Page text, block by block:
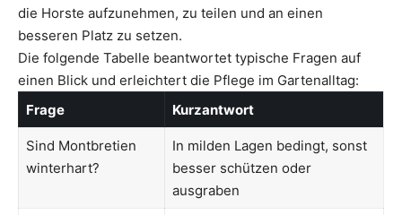
die Horste aufzunehmen, zu teilen und an einen
besseren Platz zu setzen.
Die folgende Tabelle beantwortet typische Fragen auf
einen Blick und erleichtert die Pflege im Gartenalltag:
Frage
Kurzantwort
Sind Montbretien
winterhart?
In milden Lagen bedingt, sonst
besser schützen oder
ausgraben